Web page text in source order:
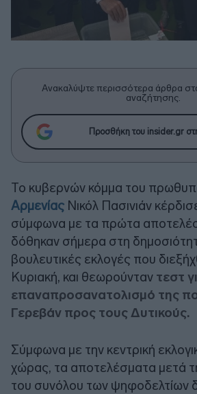
Ανακαλύψτε περισσότερα άρθρα
αναζήτησης.
Προσθήκη του insider.gr
Το κυβερνών κόμμα του
Αρμενίας Νικόλ Πασινιάν
σύμφωνα με τα πρώτα
δόθηκαν σήμερα στη
βουλευτικές εκλογές που
Κυριακή, και θεωρούνταν τεστ
επαναπροσανατολισμό της
Γερεβάν προς τους Δυτικούς.
Σύμφωνα με την κεντρική
χώρας, τα αποτελέσματα μετά
του συνόλου των ψηφοδελτίων